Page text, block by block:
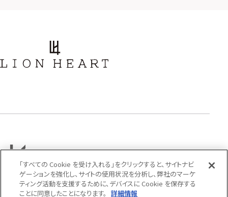
フラワー
〜
COLOR
「すべての Cookie を受け入れる」をクリックすると、サイトナビ
ゲーションを強化し、サイトの使用状況を分析し、弊社のマーケ
ティング活動を支援するために、デバイスに Cookie を保存する
ことに同意したことになります。
詳細情報